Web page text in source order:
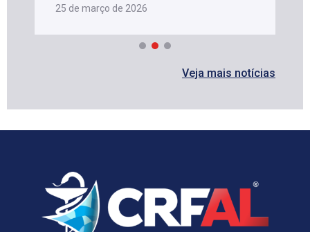
25 de março de 2026
Veja mais notícias